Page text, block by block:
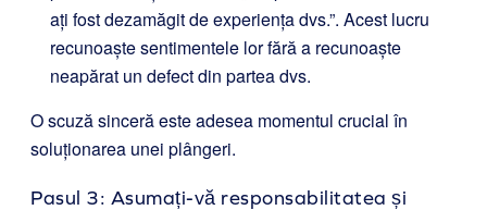
ați fost dezamăgit de experiența dvs.”. Acest lucru
recunoaște sentimentele lor fără a recunoaște
neapărat un defect din partea dvs.
O scuză sinceră este adesea momentul crucial în
soluționarea unei plângeri.
Pasul 3: Asumați-vă responsabilitatea și